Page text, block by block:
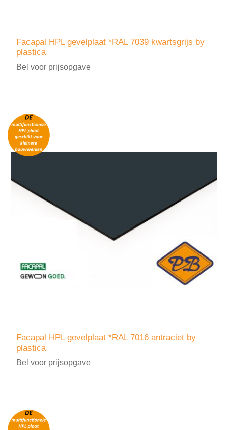
Facapal HPL gevelplaat *RAL 7039 kwartsgrijs by
plastica
Bel voor prijsopgave
Facapal HPL gevelplaat *RAL 7016 antraciet by
plastica
Bel voor prijsopgave